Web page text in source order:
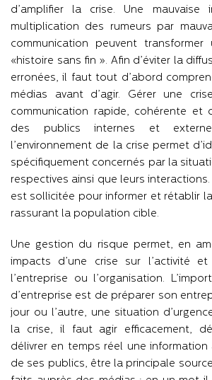
d’amplifier la crise. Une mauvaise
multiplication des rumeurs par
communication peuvent
«histoire sans fin ». Afin d’éviter la
erronées, il faut tout d’abord
médias avant d’agir. Gérer une
communication rapide, cohérente et
des publics internes et
l’environnement de la crise permet
spécifiquement concernés par la
respectives ainsi que leurs
est sollicitée pour informer et rétablir
rassurant la population cible.
Une gestion du risque permet, en
impacts d’une crise sur l’activité
l’entreprise ou l’organisation.
d’entreprise est de préparer son
jour ou l’autre, une situation
la crise, il faut agir efficacement,
délivrer en temps réel une
de ses publics, être la principale